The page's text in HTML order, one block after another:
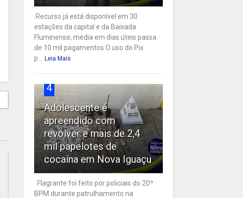
Recurso já está disponível em 30
estações da capital e da Baixada
Fluminense; média em dias úteis passa
de 10 mil pagamentos O uso do Pix
p...
Leia Mais
4
Adolescente é
apreendido com
revólver e mais de 2,4
mil papelotes de
cocaína em Nova Iguaçu
Flagrante foi feito por policiais do 20º
BPM durante patrulhamento na